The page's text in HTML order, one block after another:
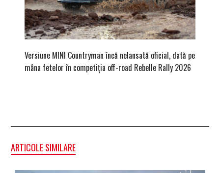
Versiune MINI Countryman încă nelansată oficial, dată pe
mâna fetelor în competiția off-road Rebelle Rally 2026
ARTICOLE SIMILARE